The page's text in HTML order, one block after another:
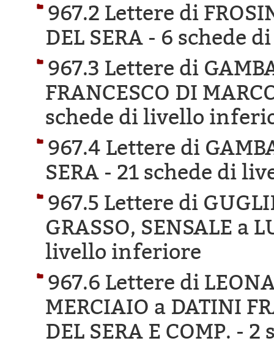
967.2 Lettere di
DEL SERA - 6 schede
967.3 Lettere di
FRANCESCO DI
schede di livello
967.4 Lettere di
SERA - 21 schede di
967.5 Lettere di
GRASSO, SENSALE a
livello inferiore
967.6 Lettere di
MERCIAIO a DATINI
DEL SERA E COMP. - 2